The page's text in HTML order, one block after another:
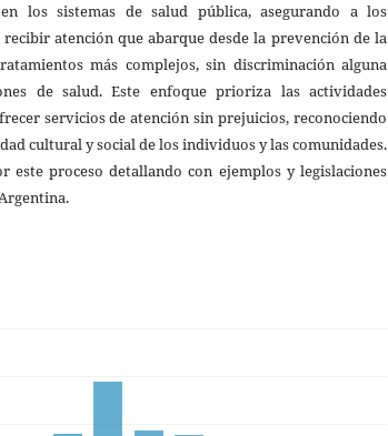
los sistemas de salud pública, asegurando a los
atención que abarque desde la prevención de la
más complejos, sin discriminación alguna
de salud. Este enfoque prioriza las actividades
servicios de atención sin prejuicios, reconociendo
cultural y social de los individuos y las comunidades.
este proceso detallando con ejemplos y legislaciones